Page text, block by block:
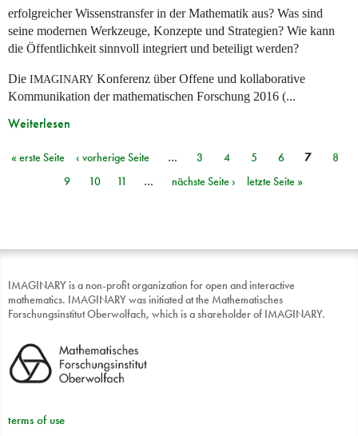
erfolgreicher Wissenstransfer in der Mathematik aus? Was sind
seine modernen Werkzeuge, Konzepte und Strategien? Wie kann
die Öffentlichkeit sinnvoll integriert und beteiligt werden?
Die IMAGINARY Konferenz über Offene und kollaborative
Kommunikation der mathematischen Forschung 2016 (...
Weiterlesen
Seiten
« erste Seite ‹ vorherige Seite … 3 4 5 6 7
8
9
10 11 … nächste Seite › letzte Seite »
IMAGINARY is a non-profit organization for open and interactive
mathematics. IMAGINARY was initiated at the Mathematisches
Forschungsinstitut Oberwolfach, which is a shareholder of IMAGINARY.
terms of use